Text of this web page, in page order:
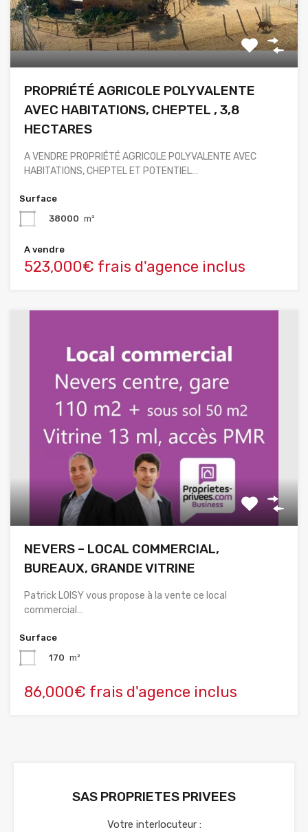
PROPRIÉTÉ AGRICOLE POLYVALENTE
AVEC HABITATIONS, CHEPTEL , 3,8
HECTARES
A VENDRE PROPRIÉTÉ AGRICOLE POLYVALENTE AVEC
HABITATIONS, CHEPTEL ET POTENTIEL…
Surface
38000 m²
A vendre
523,000€ frais d'agence inclus
NEVERS – LOCAL COMMERCIAL,
BUREAUX, GRANDE VITRINE
Patrick LOISY vous propose à la vente ce local
commercial…
Surface
170 m²
86,000€ frais d'agence inclus
SAS PROPRIETES PRIVEES
Votre interlocuteur :